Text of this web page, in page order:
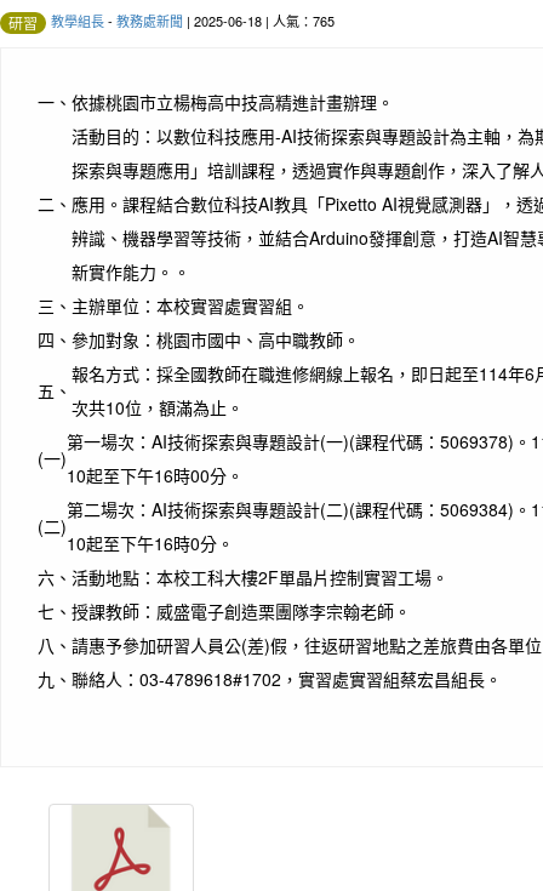
研習 教學組長- 教務處新聞 | 2025-06-18 | 人氣：765
一、 依據桃園市立楊梅高中技高精進計畫辦理。
二、
活動目的：以數位科技應用-AI技術探索與專題設計為主軸，為
探索與專題應用」培訓課程，透過實作與專題創作，深入了解
應用。課程結合數位科技AI教具「Pixetto AI視覺感測器」，透
辨識、機器學習等技術，並結合Arduino發揮創意，打造AI智
新實作能力。。
三、 主辦單位：本校實習處實習組。
四、 參加對象：桃園市國中、高中職教師。
五、
報名方式：採全國教師在職進修網線上報名，即日起至114年6
次共10位，額滿為止。
(一)
第一場次：AI技術探索與專題設計(一)(課程代碼：5069378)。
10起至下午16時00分。
(二)
第二場次：AI技術探索與專題設計(二)(課程代碼：5069384)。
10起至下午16時0分。
六、 活動地點：本校工科大樓2F單晶片控制實習工場。
七、 授課教師：威盛電子創造栗團隊李宗翰老師。
八、 請惠予參加研習人員公(差)假，往返研習地點之差旅費由各單
九、 聯絡人：03-4789618#1702，實習處實習組蔡宏昌組長。